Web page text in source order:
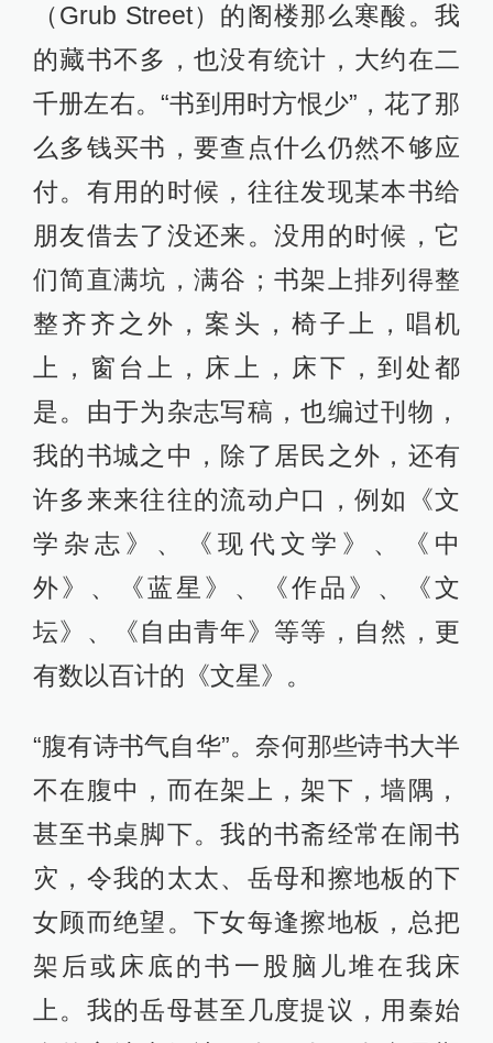
（Grub Street）的阁楼那么寒酸。我
的藏书不多，也没有统计，大约在二
千册左右。“书到用时方恨少”，花了那
么多钱买书，要查点什么仍然不够应
付。有用的时候，往往发现某本书给
朋友借去了没还来。没用的时候，它
们简直满坑，满谷；书架上排列得整
整齐齐之外，案头，椅子上，唱机
上，窗台上，床上，床下，到处都
是。由于为杂志写稿，也编过刊物，
我的书城之中，除了居民之外，还有
许多来来往往的流动户口，例如《文
学杂志》、《现代文学》、《中
外》、《蓝星》、《作品》、《文
坛》、《自由青年》等等，自然，更
有数以百计的《文星》。
“腹有诗书气自华”。奈何那些诗书大半
不在腹中，而在架上，架下，墙隅，
甚至书桌脚下。我的书斋经常在闹书
灾，令我的太太、岳母和擦地板的下
女顾而绝望。下女每逢擦地板，总把
架后或床底的书一股脑儿堆在我床
上。我的岳母甚至几度提议，用秦始